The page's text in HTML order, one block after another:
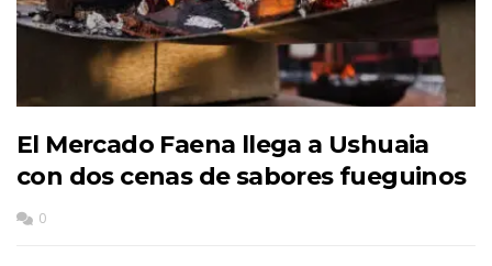
El Mercado Faena llega a Ushuaia
con dos cenas de sabores fueguinos
0